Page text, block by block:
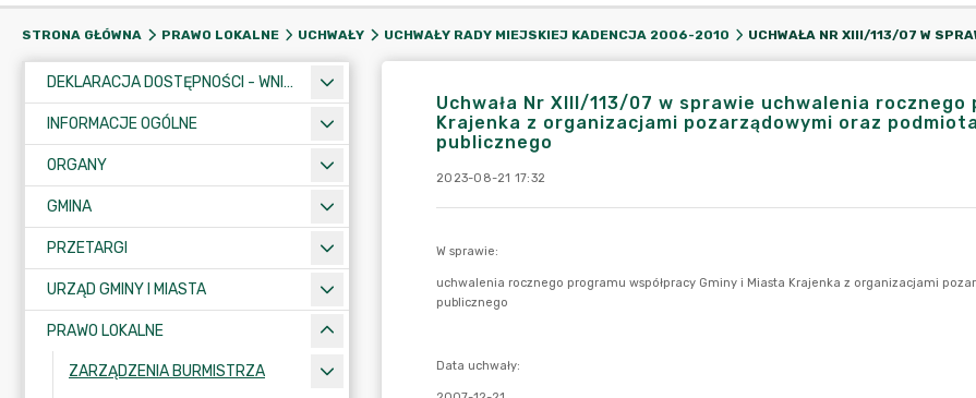
STRONA GŁÓWNA PRAWO LOKALNE UCHWAŁY UCHWAŁY RADY MIEJSKIEJ KADENCJA 2006-2010
DEKLARACJA DOSTĘPNOŚCI - WNIOSEK
INFORMACJE OGÓLNE
ORGANY
GMINA
PRZETARGI
URZĄD GMINY I MIASTA
PRAWO LOKALNE
ZARZĄDZENIA BURMISTRZA
Uchwała Nr XIII/113/07 w sprawie uchwalenia
Krajenka z organizacjami pozarządowymi oraz
publicznego
2023-08-21 17:32